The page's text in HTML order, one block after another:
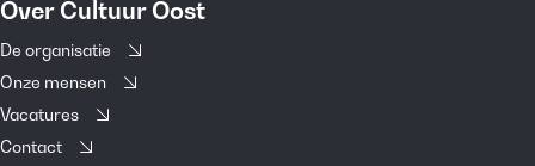
Over Cultuur Oost
De organisatie
Onze mensen
Vacatures
Contact